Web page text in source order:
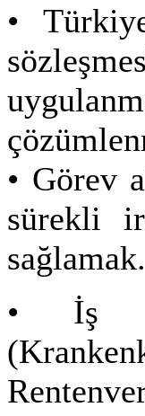
•
• Görev
sürekli
sağlamak.
• İş